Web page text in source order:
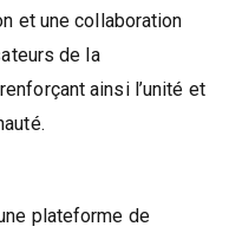
et une collaboration
de la
ainsi l’unité et
plateforme de